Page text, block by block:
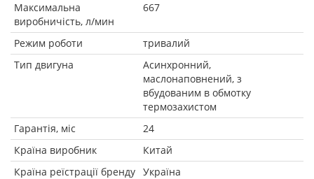
Максимальна
виробничість, л/мин
667
Режим роботи
тривалий
Тип двигуна
Асинхронний,
маслонаповнений, з
вбудованим в обмотку
термозахистом
Гарантія, міс
24
Країна виробник
Китай
Країна реїстрації бренду Україна